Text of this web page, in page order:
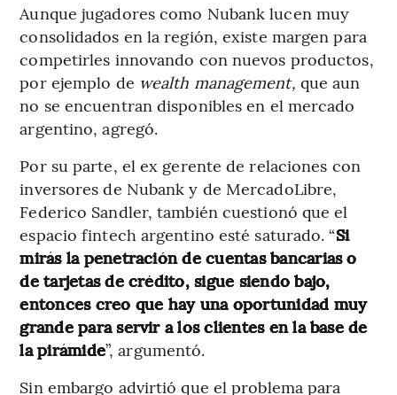
Aunque jugadores como Nubank lucen muy
consolidados en la región, existe margen para
competirles innovando con nuevos productos,
por ejemplo de wealth management, que aun
no se encuentran disponibles en el mercado
argentino, agregó.
Por su parte, el ex gerente de relaciones con
inversores de Nubank y de MercadoLibre,
Federico Sandler, también cuestionó que el
espacio fintech argentino esté saturado. “Si
mirás la penetración de cuentas bancarias o
de tarjetas de crédito, sigue siendo bajo,
entonces creo que hay una oportunidad muy
grande para servir a los clientes en la base de
la pirámide”, argumentó.
Sin embargo advirtió que el problema para